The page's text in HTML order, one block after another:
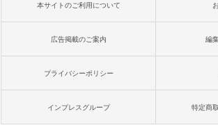
本サイトのご利用について
広告掲載のご案内 編
プライバシーポリシー
インプレスグループ 特定商